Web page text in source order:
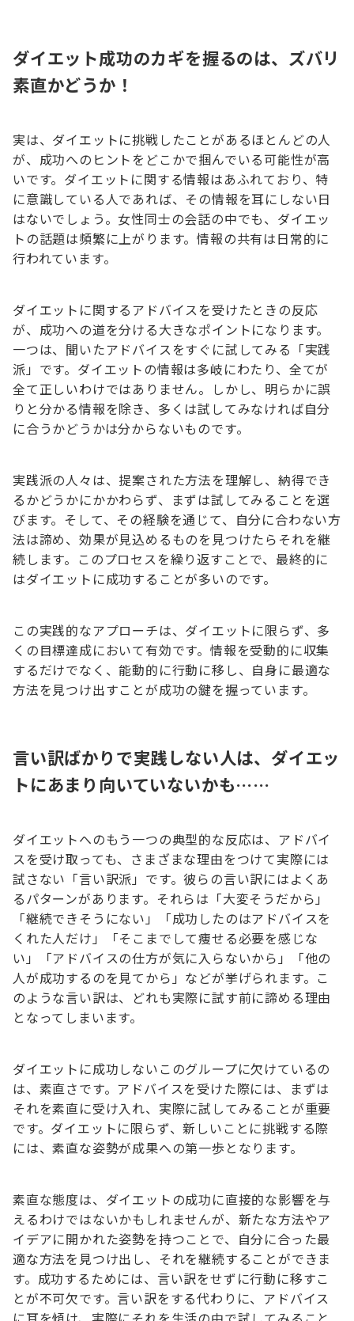
ダイエット成功のカギを握るのは、ズバリ
素直かどうか！
実は、ダイエットに挑戦したことがあるほとんどの人
が、成功へのヒントをどこかで掴んでいる可能性が高
いです。ダイエットに関する情報はあふれており、特
に意識している人であれば、その情報を耳にしない日
はないでしょう。女性同士の会話の中でも、ダイエッ
トの話題は頻繁に上がります。情報の共有は日常的に
行われています。
ダイエットに関するアドバイスを受けたときの反応
が、成功への道を分ける大きなポイントになります。
一つは、聞いたアドバイスをすぐに試してみる「実践
派」です。ダイエットの情報は多岐にわたり、全てが
全て正しいわけではありません。しかし、明らかに誤
りと分かる情報を除き、多くは試してみなければ自分
に合うかどうかは分からないものです。
実践派の人々は、提案された方法を理解し、納得でき
るかどうかにかかわらず、まずは試してみることを選
びます。そして、その経験を通じて、自分に合わない方
法は諦め、効果が見込めるものを見つけたらそれを継
続します。このプロセスを繰り返すことで、最終的に
はダイエットに成功することが多いのです。
この実践的なアプローチは、ダイエットに限らず、多
くの目標達成において有効です。情報を受動的に収集
するだけでなく、能動的に行動に移し、自身に最適な
方法を見つけ出すことが成功の鍵を握っています。
言い訳ばかりで実践しない人は、ダイエッ
トにあまり向いていないかも……
ダイエットへのもう一つの典型的な反応は、アドバイ
スを受け取っても、さまざまな理由をつけて実際には
試さない「言い訳派」です。彼らの言い訳にはよくあ
るパターンがあります。それらは「大変そうだから」
「継続できそうにない」「成功したのはアドバイスを
くれた人だけ」「そこまでして痩せる必要を感じな
い」「アドバイスの仕方が気に入らないから」「他の
人が成功するのを見てから」などが挙げられます。こ
のような言い訳は、どれも実際に試す前に諦める理由
となってしまいます。
ダイエットに成功しないこのグループに欠けているの
は、素直さです。アドバイスを受けた際には、まずは
それを素直に受け入れ、実際に試してみることが重要
です。ダイエットに限らず、新しいことに挑戦する際
には、素直な姿勢が成果への第一歩となります。
素直な態度は、ダイエットの成功に直接的な影響を与
えるわけではないかもしれませんが、新たな方法やア
イデアに開かれた姿勢を持つことで、自分に合った最
適な方法を見つけ出し、それを継続することができま
す。成功するためには、言い訳をせずに行動に移すこ
とが不可欠です。言い訳をする代わりに、アドバイス